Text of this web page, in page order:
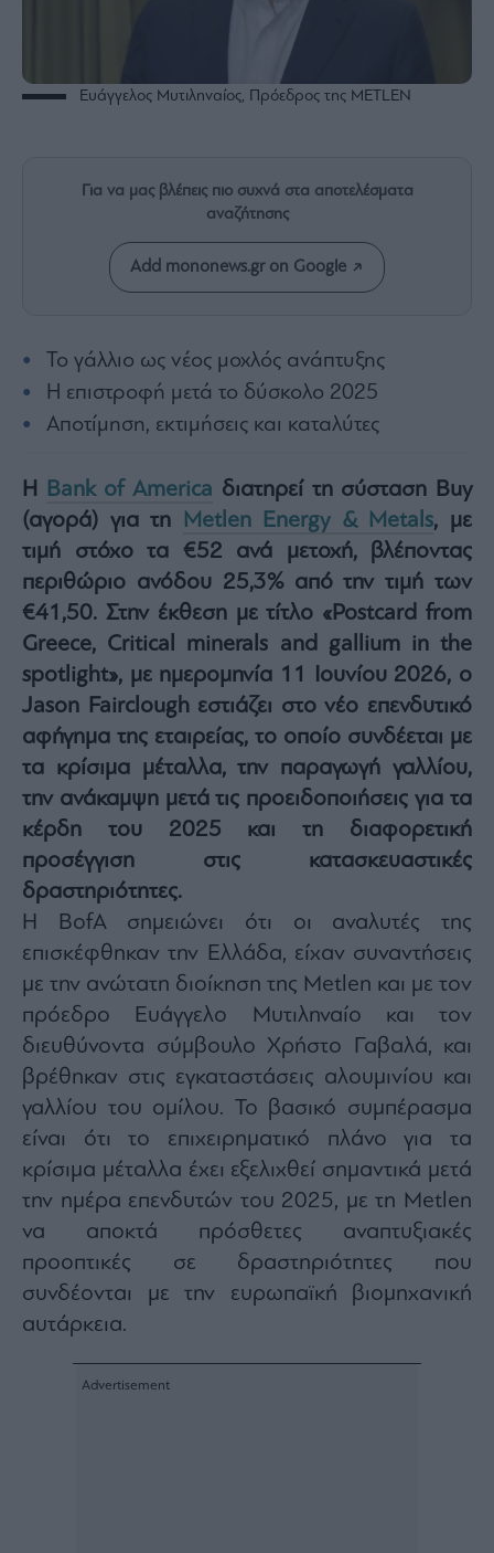
Rumors
Άρθρα
Bons
Vivants
Life
&
Style
Υγεία
Architecture
&
Design
Fashion
&
Art
Watches
Yachts
Table
For
Two
Μετοχές
Αγορές
Trader's
book
Buy-
Hold-
Sell
The
Value
Investor
Crypto
Ανακοινώσεις
Creative
Branded
Ευάγγελος Μυτιληναίος, Πρόεδρος της METLEN
Για να μας βλέπεις πιο συχνά στα αποτελέσματα
αναζήτησης
Add mononews.gr on Google
Το γάλλιο ως νέος μοχλός ανάπτυξης
Η επιστροφή μετά το δύσκολο 2025
Αποτίμηση, εκτιμήσεις και καταλύτες
Η Bank of America διατηρεί τη σύσταση Buy
(αγορά) για τη
Metlen Energy & Metals, με
τιμή στόχο τα €52 ανά μετοχή, βλέποντας
περιθώριο ανόδου 25,3% από την τιμή των
€41,50. Στην έκθεση με τίτλο «Postcard from
Greece, Critical minerals and gallium in the
spotlight», με ημερομηνία 11 Ιουνίου 2026, ο
Jason Fairclough εστιάζει στο νέο επενδυτικό
αφήγημα της εταιρείας, το οποίο συνδέεται με
τα κρίσιμα μέταλλα, την παραγωγή γαλλίου,
την ανάκαμψη μετά τις προειδοποιήσεις για τα
κέρδη του 2025 και τη διαφορετική
προσέγγιση στις κατασκευαστικές
δραστηριότητες.
Η BofA σημειώνει ότι οι αναλυτές της
επισκέφθηκαν την Ελλάδα, είχαν συναντήσεις
με την ανώτατη διοίκηση της Metlen και με τον
πρόεδρο Ευάγγελο Μυτιληναίο και τον
διευθύνοντα σύμβουλο Χρήστο Γαβαλά, και
βρέθηκαν στις εγκαταστάσεις αλουμινίου και
γαλλίου του ομίλου. Το βασικό συμπέρασμα
είναι ότι το επιχειρηματικό πλάνο για τα
κρίσιμα μέταλλα έχει εξελιχθεί σημαντικά μετά
την ημέρα επενδυτών του 2025, με τη Metlen
να αποκτά πρόσθετες αναπτυξιακές
προοπτικές σε δραστηριότητες που
συνδέονται με την ευρωπαϊκή βιομηχανική
αυτάρκεια.